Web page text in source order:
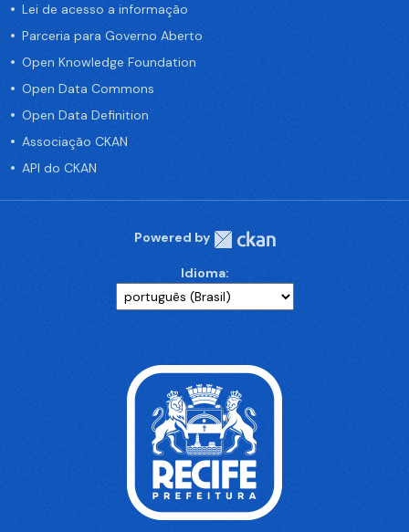
Lei de acesso a informação
Parceria para Governo Aberto
Open Knowledge Foundation
Open Data Commons
Open Data Definition
Associação CKAN
API do CKAN
Powered by
Idioma